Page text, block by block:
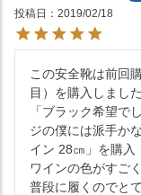
投稿日
2019/02/18
この安全靴は前回
目）を購入しました
「ブラック希望で
ジの僕には派手か
イン 28㎝」を購入
ワインの色がすご
普段に履くのでと